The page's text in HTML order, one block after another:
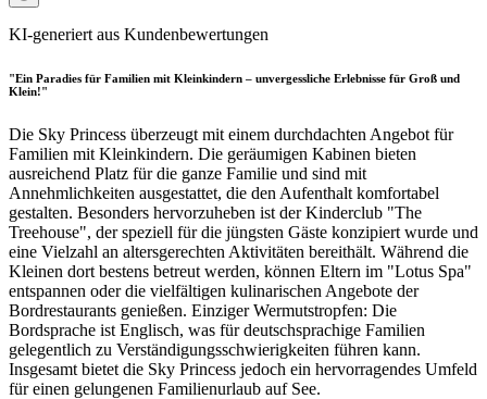
KI-generiert aus Kundenbewertungen
"Ein Paradies für Familien mit Kleinkindern – unvergessliche Erlebnisse für Groß und
Klein!"
Die Sky Princess überzeugt mit einem durchdachten Angebot für
Familien mit Kleinkindern. Die geräumigen Kabinen bieten
ausreichend Platz für die ganze Familie und sind mit
Annehmlichkeiten ausgestattet, die den Aufenthalt komfortabel
gestalten. Besonders hervorzuheben ist der Kinderclub "The
Treehouse", der speziell für die jüngsten Gäste konzipiert wurde und
eine Vielzahl an altersgerechten Aktivitäten bereithält. Während die
Kleinen dort bestens betreut werden, können Eltern im "Lotus Spa"
entspannen oder die vielfältigen kulinarischen Angebote der
Bordrestaurants genießen. Einziger Wermutstropfen: Die
Bordsprache ist Englisch, was für deutschsprachige Familien
gelegentlich zu Verständigungsschwierigkeiten führen kann.
Insgesamt bietet die Sky Princess jedoch ein hervorragendes Umfeld
für einen gelungenen Familienurlaub auf See.